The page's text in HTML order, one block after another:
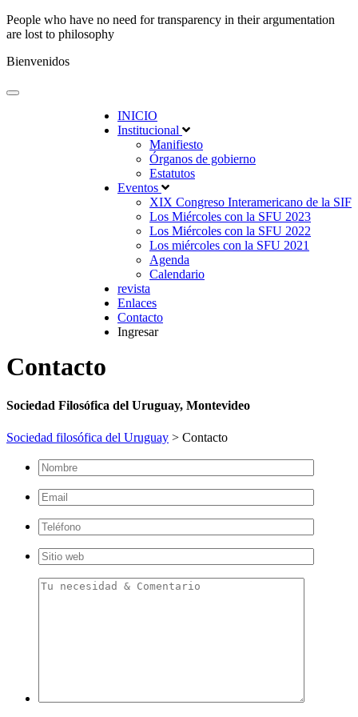
People who have no need for transparency in their argumentation
are lost to philosophy
Bienvenidos
INICIO
Institucional
Manifiesto
Órganos de gobierno
Estatutos
Eventos
XIX Congreso Interamericano de la SIF
Los Miércoles con la SFU 2023
Los Miércoles con la SFU 2022
Los miércoles con la SFU 2021
Agenda
Calendario
revista
Enlaces
Contacto
Ingresar
Contacto
Sociedad Filosófica del Uruguay, Montevideo
Sociedad filosófica del Uruguay > Contacto